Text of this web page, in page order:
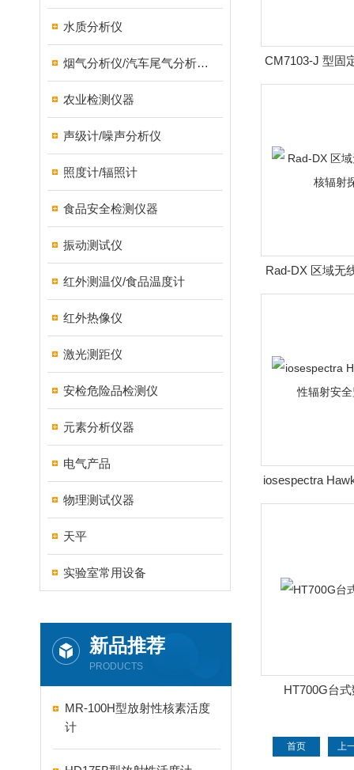
水质分析仪
烟气分析仪/汽车尾气分析仪/转速表/汽车维修检测设备
农业检测仪器
声级计/噪声分析仪
照度计/辐照计
食品安全检测仪器
振动测试仪
红外测温仪/食品温度计
红外热像仪
激光测距仪
安检危险品检测仪
元素分析仪器
电气产品
物理测试仪器
天平
实验室常用设备
新品推荐
PRODUCTS
MR-100H型放射性核素活度
计
CM7103-J 型固
监
Rad-DX 区域无
射探
iosespectra
射安全
HT700G台
首页 上